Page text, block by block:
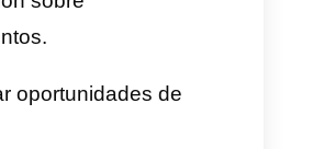
técnico y los agentes
técnico de las